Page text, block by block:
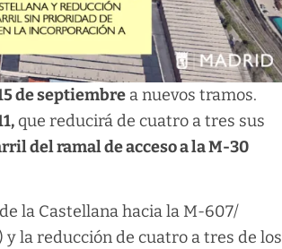
de septiembre a nuevos tramos.
que reducirá de cuatro a tres sus
del ramal de acceso a la M-30
la Castellana hacia la M-607/
la reducción de cuatro a tres de los